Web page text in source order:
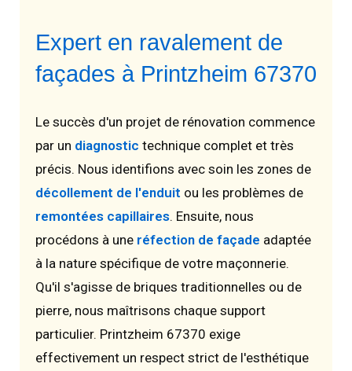
Expert en ravalement de
façades à Printzheim 67370
Le succès d'un projet de rénovation commence
par un diagnostic technique complet et très
précis. Nous identifions avec soin les zones de
décollement de l'enduit ou les problèmes de
remontées capillaires. Ensuite, nous
procédons à une réfection de façade adaptée
à la nature spécifique de votre maçonnerie.
Qu'il s'agisse de briques traditionnelles ou de
pierre, nous maîtrisons chaque support
particulier. Printzheim 67370 exige
effectivement un respect strict de l'esthétique